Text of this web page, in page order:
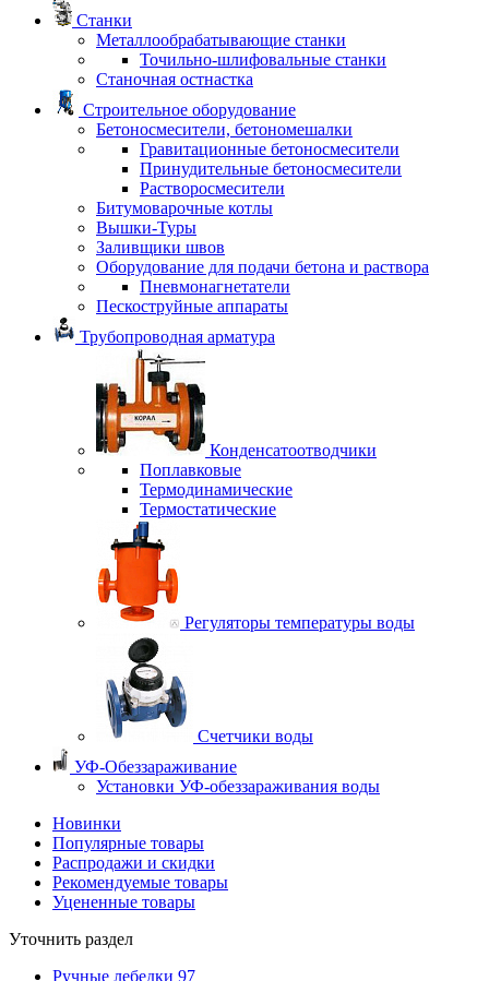
Станки
Металлообрабатывающие станки
Точильно-шлифовальные станки
Станочная остнастка
Строительное оборудование
Бетоносмесители, бетономешалки
Гравитационные бетоносмесители
Принудительные бетоносмесители
Растворосмесители
Битумоварочные котлы
Вышки-Туры
Заливщики швов
Оборудование для подачи бетона и раствора
Пневмонагнетатели
Пескоструйные аппараты
Трубопроводная арматура
Конденсатоотводчики
Поплавковые
Термодинамические
Термостатические
Регуляторы температуры воды
Счетчики воды
УФ-Обеззараживание
Установки УФ-обеззараживания воды
Новинки
Популярные товары
Распродажи и скидки
Рекомендуемые товары
Уцененные товары
Уточнить раздел
Ручные лебедки 97